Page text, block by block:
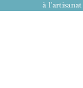
àl'artisanat